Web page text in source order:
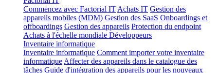
Commencez avec Factorial IT Achats IT Gestion des
appareils mobiles (MDM) Gestion des SaaS Onboardings et
offboardings Gestion des appareils Protection du endpoint
Achats à l'échelle mondiale Développeurs
Inventaire informatique
Inventaire informatique Comment importer votre inventaire
informatique Affecter des appareils dans le catalogue des
tâches Guide d'intégration des appareils pour les nouveaux